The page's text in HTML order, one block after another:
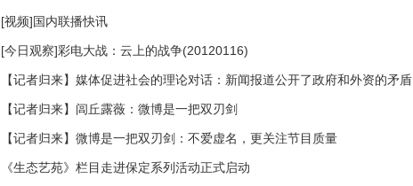
[视频]国内联播快讯
[今日观察]彩电大战：云上的战争(20120116)
【记者归来】媒体促进社会的理论对话：新闻报道公开了政府和外资的矛盾
【记者归来】闾丘露薇：微博是一把双刃剑
【记者归来】微博是一把双刃剑：不爱虚名，更关注节目质量
《生态艺苑》栏目走进保定系列活动正式启动